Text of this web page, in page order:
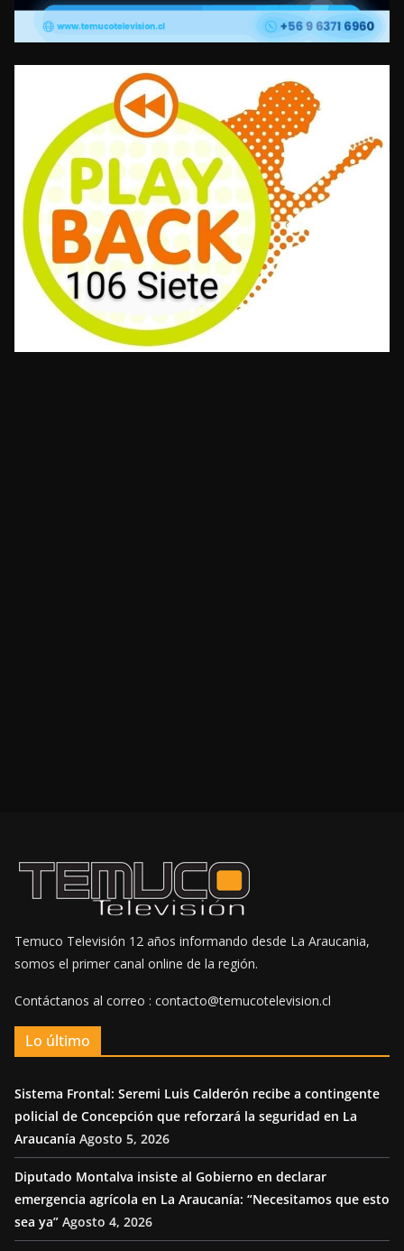
Temuco Televisión 12 años informando desde La Araucania,
somos el primer canal online de la región.
Contáctanos al correo : contacto@temucotelevision.cl
Lo último
Sistema Frontal: Seremi Luis Calderón recibe a contingente
policial de Concepción que reforzará la seguridad en La
Araucanía Agosto 5, 2026
Diputado Montalva insiste al Gobierno en declarar
emergencia agrícola en La Araucanía: “Necesitamos que esto
sea ya” Agosto 4, 2026